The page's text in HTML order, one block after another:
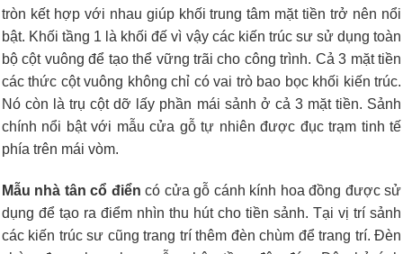
tròn kết hợp với nhau giúp khối trung tâm mặt tiền trở nên nổi
bật. Khối tầng 1 là khối đế vì vậy các kiến trúc sư sử dụng toàn
bộ cột vuông để tạo thể vững trãi cho công trình. Cả 3 mặt tiền
các thức cột vuông không chỉ có vai trò bao bọc khối kiến trúc.
Nó còn là trụ cột dỡ lấy phần mái sảnh ở cả 3 mặt tiền. Sảnh
chính nổi bật với mẫu cửa gỗ tự nhiên được đục trạm tinh tế
phía trên mái vòm.
Mẫu nhà tân cổ điển có cửa gỗ cánh kính hoa đồng được sử
dụng để tạo ra điểm nhìn thu hút cho tiền sảnh. Tại vị trí sảnh
các kiến trúc sư cũng trang trí thêm đèn chùm để trang trí. Đèn